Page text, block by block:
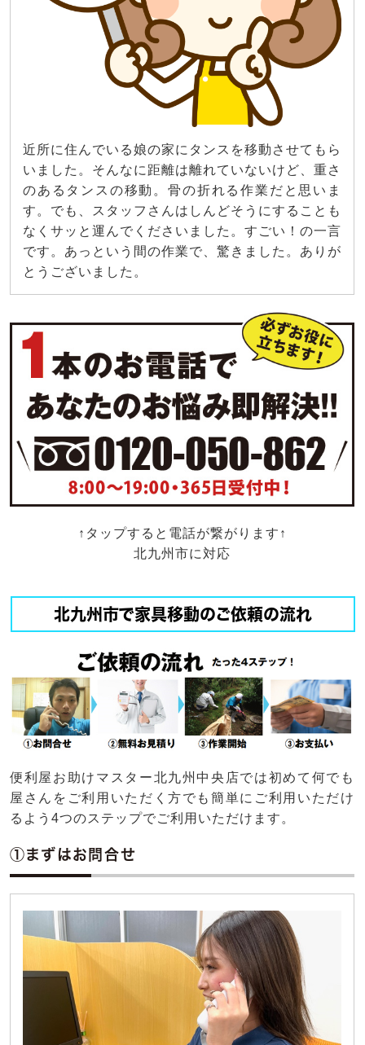
近所に住んでいる娘の家にタンスを移動させてもら
いました。そんなに距離は離れていないけど、重さ
のあるタンスの移動。骨の折れる作業だと思いま
す。でも、スタッフさんはしんどそうにすることも
なくサッと運んでくださいました。すごい！の一言
です。あっという間の作業で、驚きました。ありが
とうございました。
↑タップすると電話が繋がります↑
北九州市に対応
北九州市で家具移動のご依頼の流れ
便利屋お助けマスター北九州中央店では初めて何でも
屋さんをご利用いただく方でも簡単にご利用いただけ
るよう4つのステップでご利用いただけます。
①まずはお問合せ